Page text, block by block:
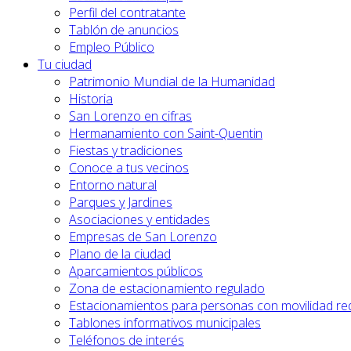
Perfil del contratante
Tablón de anuncios
Empleo Público
Tu ciudad
Patrimonio Mundial de la Humanidad
Historia
San Lorenzo en cifras
Hermanamiento con Saint-Quentin
Fiestas y tradiciones
Conoce a tus vecinos
Entorno natural
Parques y Jardines
Asociaciones y entidades
Empresas de San Lorenzo
Plano de la ciudad
Aparcamientos públicos
Zona de estacionamiento regulado
Estacionamientos para personas con movilidad
Tablones informativos municipales
Teléfonos de interés